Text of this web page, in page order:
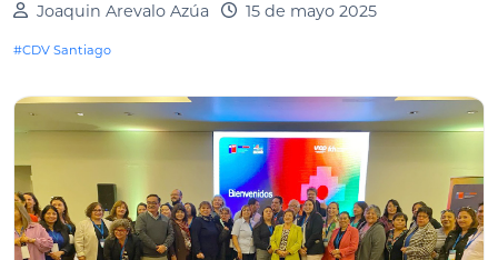
Joaquin Arevalo Azúa 15 de mayo 2025
#CDV Santiago